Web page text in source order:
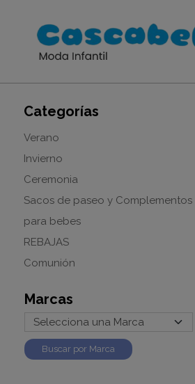
Categorías
Verano
Invierno
Ceremonia
Sacos de paseo y Complementos
para bebes
REBAJAS
Comunión
Marcas